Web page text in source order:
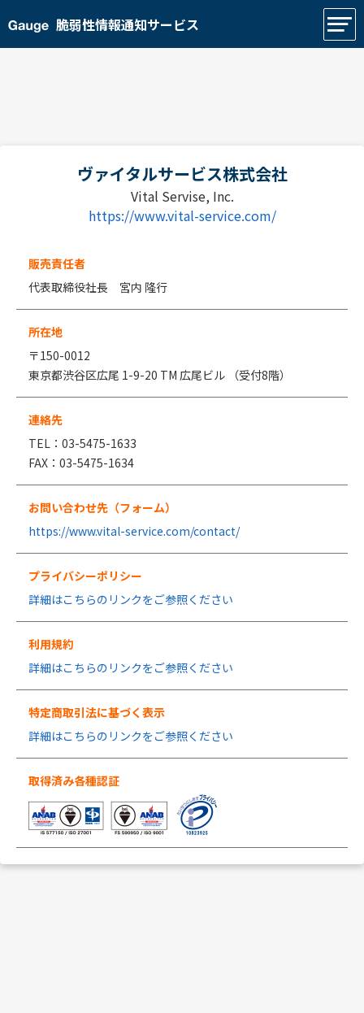
脆弱性情報通知サービス
ヴァイタルサービス株式会社
Vital Servise, Inc.
https://www.vital-service.com/
販売責任者
代表取締役社長 宮内 隆行
所在地
〒150-0012
東京都渋谷区広尾 1-9-20 TM 広尾ビル （受付8階）
連絡先
TEL：03-5475-1633
FAX：03-5475-1634
お問い合わせ先（フォーム）
https://www.vital-service.com/contact/
プライバシーポリシー
詳細はこちらのリンクをご参照ください
利用規約
詳細はこちらのリンクをご参照ください
特定商取引法に基づく表示
詳細はこちらのリンクをご参照ください
取得済み各種認証